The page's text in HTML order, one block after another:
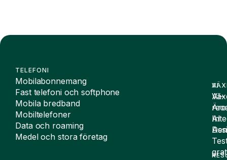
TELEFONI
Mobilabonnemang
Fast telefoni och softphone
Mobila bredband
Mobiltelefoner
Data och roaming
Medel och stora företag
AI
AI-
AI